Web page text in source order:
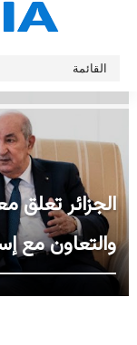
الجزائر تعلق
والتعاون مع